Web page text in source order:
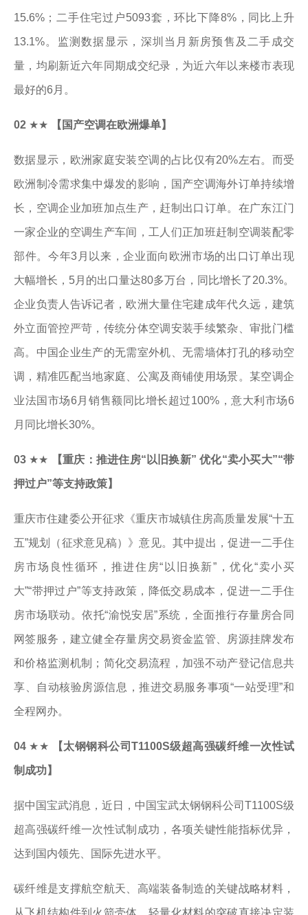
15.6%；二手住宅过户5093套，环比下降8%，同比上升
13.1%。监测数据显示，深圳当月新房预售及二手成交
量，均刷新近六年同期成交纪录，为近六年以来楼市表现
最好的6月。
02 ★★ 【国产空调在欧洲爆单】
数据显示，欧洲家庭安装空调的占比仅有20%左右。而受
欧洲制冷需求集中爆发的影响，国产空调海外订单持续增
长，空调企业加班加点生产，赶制出口订单。在广东江门
一家企业的空调生产车间，工人们正加班赶制空调装配零
部件。今年3月以来，企业面向欧洲市场的出口订单出现
大幅增长，5月的出口量达80多万台，同比增长了20.3%。
企业负责人告诉记者，欧洲大量住宅建成年代久远，建筑
外立面管控严苛，传统分体空调安装手续繁杂、审批门槛
高。中国企业生产的无需室外机、无需墙体打孔的移动空
调，精准匹配当地家庭、公寓及商铺使用场景。某空调企
业法国市场6月销售额同比增长超过100%，意大利市场6
月同比增长30%。
03 ★★ 【重庆：推进住房“以旧换新” 优化“卖小买大”“带
押过户”等支持政策】
重庆市住建委公开征求《重庆市城镇住房高质量发展“十五
五”规划（征求意见稿）》意见。其中提出，促进一二手住
房市场良性循环，推进住房“以旧换新”，优化“卖小买
大”“带押过户”等支持政策，降低交易成本，促进一二手住
房市场联动。依托“渝悦安居”系统，全面推行存量房合同
网签服务，建立健全存量房交易资金监管、房源挂牌发布
和价格监测机制；简化交易流程，加强不动产登记信息共
享、自动核验房源信息，推进交易服务事项“一站受理”和
全程网办。
04 ★★ 【太钢钢科公司T1100S级超高强碳纤维一次性试
制成功】
据中国宝武消息，近日，中国宝武太钢钢科公司T1100S级
超高强碳纤维一次性试制成功，各项关键性能指标优异，
达到国内领先、国际先进水平。
碳纤维是支撑航空航天、高端装备制造的关键战略材料，
从飞机结构件到火箭壳体，轻量化材料的突破直接决定装